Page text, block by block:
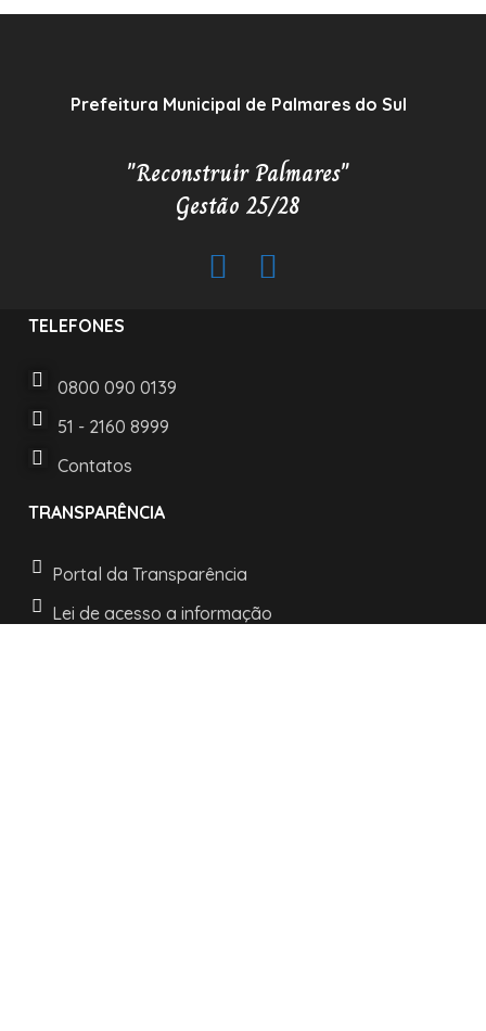
Prefeitura Municipal de Palmares do Sul
"Reconstruir Palmares"
Gestão 25/28
TELEFONES
0800 090 0139
51 - 2160 8999
Contatos
TRANSPARÊNCIA
Portal da Transparência
Lei de acesso a informação